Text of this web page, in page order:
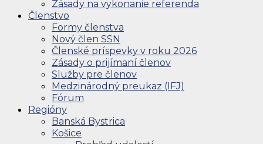
Zásady na vykonanie referenda
Členstvo
Formy členstva
Nový člen SSN
Členské príspevky v roku 2026
Zásady o prijímaní členov
Služby pre členov
Medzinárodný preukaz (IFJ)
Fórum
Regióny
Banská Bystrica
Košice